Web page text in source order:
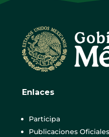
Enlaces
Participa
Publicaciones Oficiales